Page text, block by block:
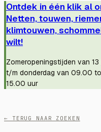
Ontdek in één klik al
Netten, touwen,
klimtouwen,
wilt!
Zomeropeningstijden van
t/m donderdag van 09.00
15.00 uur
← TERUG NAAR ZOEKEN